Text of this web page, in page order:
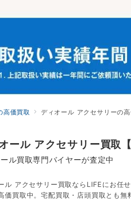
高価買取 ディオール アクセサリーの高
ール アクセサリー買取
ル買取専門バイヤーが査定中
ル アクセサリー買取ならLIFEにお任
価買取中。宅配買取・店頭買取とも